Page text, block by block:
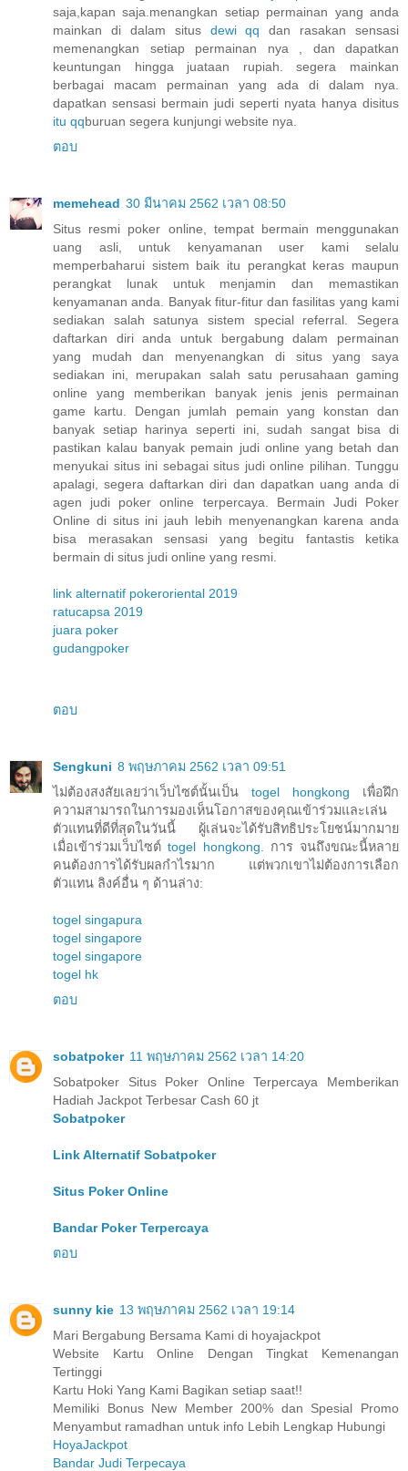
saja,kapan saja.menangkan setiap permainan yang anda
mainkan di dalam situs dewi qq dan rasakan sensasi
memenangkan setiap permainan nya , dan dapatkan
keuntungan hingga juataan rupiah. segera mainkan
berbagai macam permainan yang ada di dalam nya.
dapatkan sensasi bermain judi seperti nyata hanya disitus
itu qqburuan segera kunjungi website nya.
ตอบ
memehead 30 มีนาคม 2562 เวลา 08:50
Situs resmi poker online, tempat bermain menggunakan
uang asli, untuk kenyamanan user kami selalu
memperbaharui sistem baik itu perangkat keras maupun
perangkat lunak untuk menjamin dan memastikan
kenyamanan anda. Banyak fitur-fitur dan fasilitas yang kami
sediakan salah satunya sistem special referral. Segera
daftarkan diri anda untuk bergabung dalam permainan
yang mudah dan menyenangkan di situs yang saya
sediakan ini, merupakan salah satu perusahaan gaming
online yang memberikan banyak jenis jenis permainan
game kartu. Dengan jumlah pemain yang konstan dan
banyak setiap harinya seperti ini, sudah sangat bisa di
pastikan kalau banyak pemain judi online yang betah dan
menyukai situs ini sebagai situs judi online pilihan. Tunggu
apalagi, segera daftarkan diri dan dapatkan uang anda di
agen judi poker online terpercaya. Bermain Judi Poker
Online di situs ini jauh lebih menyenangkan karena anda
bisa merasakan sensasi yang begitu fantastis ketika
bermain di situs judi online yang resmi.
link alternatif pokeroriental 2019
ratucapsa 2019
juara poker
gudangpoker
ตอบ
Sengkuni 8 พฤษภาคม 2562 เวลา 09:51
ไม่ต้องสงสัยเลยว่าเว็บไซต์นั้นเป็น togel hongkong เพื่อฝึก
ความสามารถในการมองเห็นโอกาสของคุณเข้าร่วมและเล่น
ตัวแทนที่ดีที่สุดในวันนี้ ผู้เล่นจะได้รับสิทธิประโยชน์มากมาย
เมื่อเข้าร่วมเว็บไซต์togel hongkong . การ จนถึงขณะนี้หลาย
คนต้องการได้รับผลกำไรมาก แต่พวกเขาไม่ต้องการเลือก
ตัวแทน ลิงค์อื่น ๆ ด้านล่าง:
togel singapura
togel singapore
togel singapore
togel hk
ตอบ
sobatpoker 11 พฤษภาคม 2562 เวลา 14:20
Sobatpoker Situs Poker Online Terpercaya Memberikan
Hadiah Jackpot Terbesar Cash 60 jt
Sobatpoker
Link Alternatif Sobatpoker
Situs Poker Online
Bandar Poker Terpercaya
ตอบ
sunny kie 13 พฤษภาคม 2562 เวลา 19:14
Mari Bergabung Bersama Kami di hoyajackpot
Website Kartu Online Dengan Tingkat Kemenangan
Tertinggi
Kartu Hoki Yang Kami Bagikan setiap saat!!
Memiliki Bonus New Member 200% dan Spesial Promo
Menyambut ramadhan untuk info Lebih Lengkap Hubungi
HoyaJackpot
Bandar Judi Terpecaya